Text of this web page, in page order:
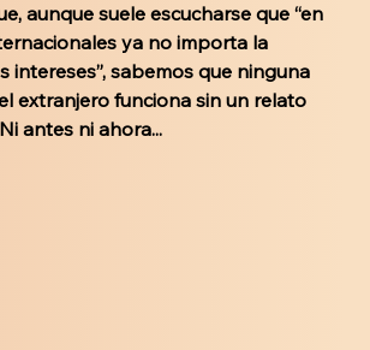
aunque suele escucharse que “en
ya no importa la
intereses”, sabemos que ninguna
extranjero funciona sin un relato
antes ni ahora...